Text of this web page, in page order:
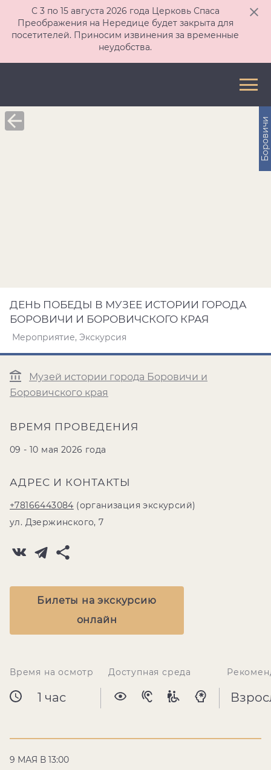
С 3 по 15 августа 2026 года Церковь Спаса
Преображения на Нередице будет закрыта для
посетителей. Приносим извинения за временные
неудобства.
ДЕНЬ ПОБЕДЫ В МУЗЕЕ ИСТОРИИ ГОРОДА
БОРОВИЧИ И БОРОВИЧСКОГО КРАЯ
Мероприятие, Экскурсия
Музей истории города Боровичи и
Боровичского края
ВРЕМЯ ПРОВЕДЕНИЯ
09 - 10 мая 2026 года
АДРЕС И КОНТАКТЫ
+78166443084 (организация экскурсий)
ул. Дзержинского, 7
Билеты на экскурсию
онлайн
Боровичи
Время на осмотр
1 час
Доступная среда
9 МАЯ В 13:00